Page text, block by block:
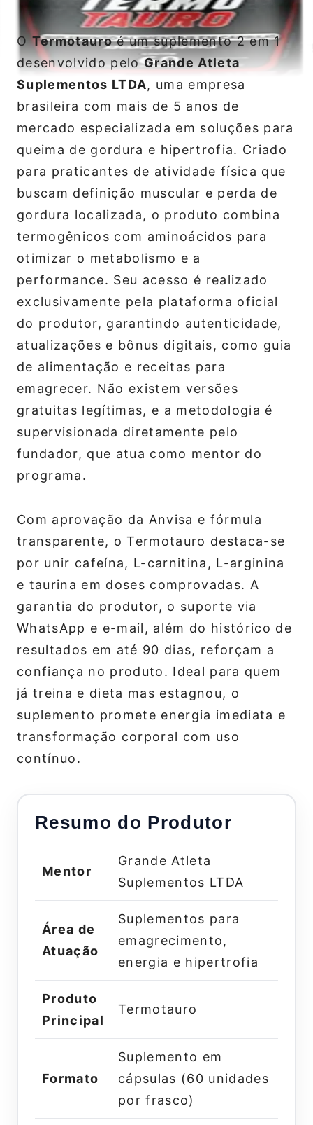
OTermotauroé um suplemento 2 em 1
desenvolvido peloGrande Atleta
Suplementos LTDA, uma empresa
brasileira com mais de 5 anos de
mercado especializada em soluções para
queima de gordura e hipertrofia. Criado
para praticantes de atividade física que
buscam definição muscular e perda de
gordura localizada, o produto combina
termogênicos com aminoácidos para
otimizar o metabolismo e a
performance. Seu acesso é realizado
exclusivamente pela plataforma oficial
do produtor, garantindo autenticidade,
atualizações e bônus digitais, como guia
de alimentação e receitas para
emagrecer. Não existem versões
gratuitas legítimas, e a metodologia é
supervisionada diretamente pelo
fundador, que atua como mentor do
programa.
Com aprovação da Anvisa e fórmula
transparente, o Termotauro destaca-se
por unir cafeína, L-carnitina, L-arginina
e taurina em doses comprovadas. A
garantia do produtor, o suporte via
WhatsApp e e-mail, além do histórico de
resultados em até 90 dias, reforçam a
confiança no produto. Ideal para quem
já treina e dieta mas estagnou, o
suplemento promete energia imediata e
transformação corporal com uso
contínuo.
Resumo do Produtor
Mentor
Grande Atleta
Suplementos LTDA
Área de
Atuação
Suplementos para
emagrecimento,
energia e hipertrofia
Produto
Principal
Termotauro
Formato
Suplemento em
cápsulas (60 unidades
por frasco)